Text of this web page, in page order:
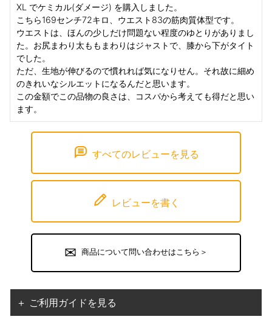
XL でケミカル(ダメージ) を購入しました。
こちら169センチ72キロ、ウエスト83の筋肉質体型です。
ウエストは、ほんの少しだけ問題ない程度のゆとりがありまし
た。お尻まわり太ももまわりはジャストで、膝から下がタイト
でした。
ただ、生地が伸びるので慣れれば気になりせん。それ故に細め
のきれいなシルエットになるんだと思います。
この金額でこの品物の良さは、コスパから考えても得だと思い
ます。
すべてのレビューを見る
レビューを書く
商品について問い合わせはこちら＞
＋ ご利用ガイドを見る